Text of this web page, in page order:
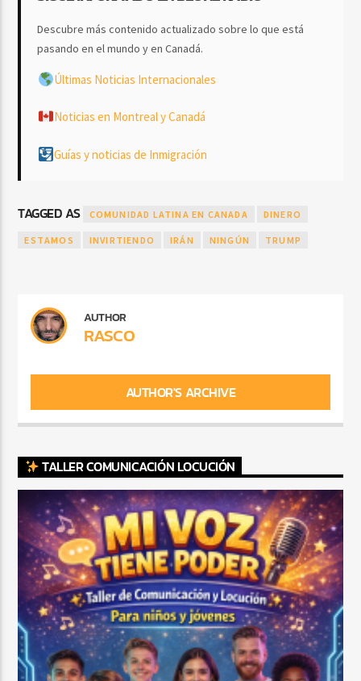
Descubre más contenido actualizado sobre lo que está
pasando en el mundo y en Canadá.
Últimas Noticias Internacionales
Noticias en Montreal y Canadá
Guías y noticias de Inmigración
TAGGED AS COMUNIDAD LATINA EN CANADA DINERO
ESTAMOS INVIRTIENDO IRÁN NINGÚN TRUMP
AUTHOR
RASCO
AUTHOR'S ARCHIVE
TALLER COMUNICACIÓN LOCUCIÓN